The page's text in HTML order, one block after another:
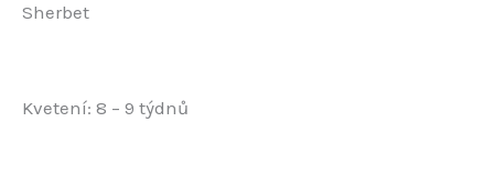
Sherbet
Kvetení: 8 – 9 týdnů